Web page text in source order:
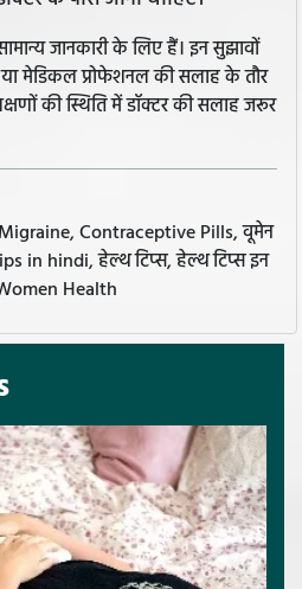
जानकारी के लिए हैं। इन सुझावों
या मेडिकल प्रोफेशनल की सलाह के तौर
की स्थिति में डॉक्टर की सलाह जरूर
Contraceptive Pills, वूमेन
in hindi, हेल्थ टिप्स, हेल्थ टिप्स इन
Health